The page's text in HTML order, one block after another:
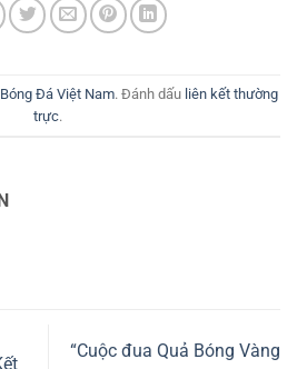
Bóng Đá Việt Nam. Đánh dấu liên kết thường
trực.
“Cuộc đua Quả Bóng Vàng